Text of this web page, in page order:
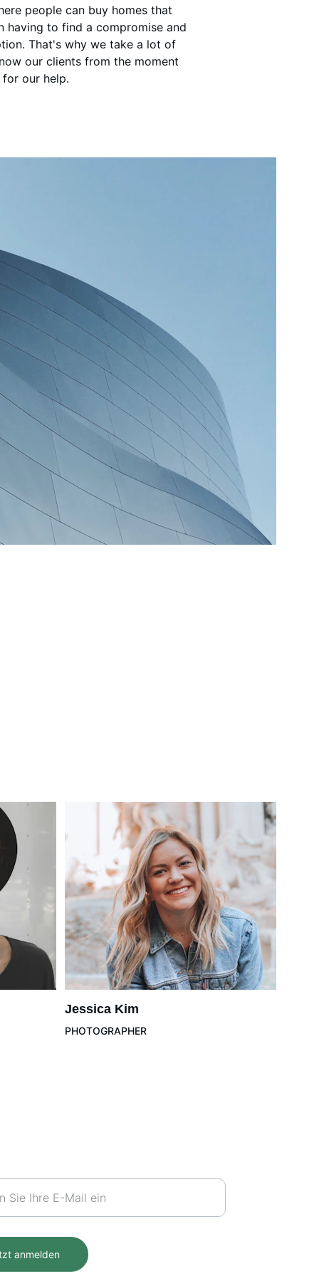
people can buy homes that
having to find a compromise and
That's why we take a lot of
our clients from the moment
our help.
Jessica Kim
PHOTOGRAPHER
anmelden